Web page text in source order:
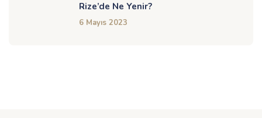
Rize’de Ne Yenir?
6 Mayıs 2023